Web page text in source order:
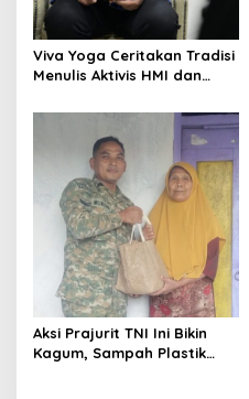
Viva Yoga Ceritakan Tradisi
Menulis Aktivis HMI dan
Aksi Prajurit TNI Ini Bikin
Kagum, Sampah Plastik